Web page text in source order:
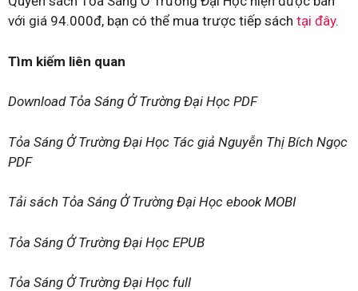
với giá 94.000đ, bạn có thể mua trược tiếp sách tại đây.
Tìm kiếm liên quan
Download Tỏa Sáng Ở Trường Đại Học PDF
Tỏa Sáng Ở Trường Đại Học Tác giả Nguyễn Thị Bích Ngọc
PDF
Tải sách Tỏa Sáng Ở Trường Đại Học ebook MOBI
Tỏa Sáng Ở Trường Đại Học EPUB
Tỏa Sáng Ở Trường Đại Học full